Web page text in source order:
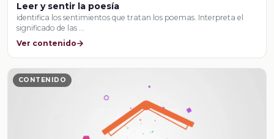
Leer y sentir la poesía
identifica los sentimientos que tratan los poemas. Interpreta el
significado de las …
Ver contenido
CONTENIDO